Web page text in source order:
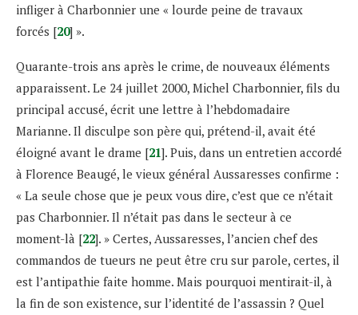
infliger à Charbonnier une « lourde peine de travaux
forcés [20] ».
Quarante-trois ans après le crime, de nouveaux éléments
apparaissent. Le 24 juillet 2000, Michel Charbonnier, fils du
principal accusé, écrit une lettre à l’hebdomadaire
Marianne. Il disculpe son père qui, prétend-il, avait été
éloigné avant le drame [21]. Puis, dans un entretien accordé
à Florence Beaugé, le vieux général Aussaresses confirme :
« La seule chose que je peux vous dire, c’est que ce n’était
pas Charbonnier. Il n’était pas dans le secteur à ce
moment-là [22]. » Certes, Aussaresses, l’ancien chef des
commandos de tueurs ne peut être cru sur parole, certes, il
est l’antipathie faite homme. Mais pourquoi mentirait-il, à
la fin de son existence, sur l’identité de l’assassin ? Quel